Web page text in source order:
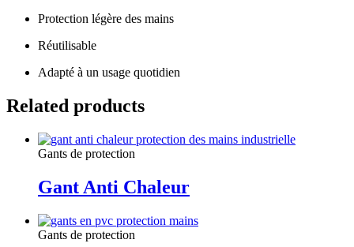
Protection légère des mains
Réutilisable
Adapté à un usage quotidien
Related products
Gants de protection
Gant Anti Chaleur
Gants de protection